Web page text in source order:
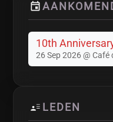
10th
26 Sep 2026 @ Café
LEDEN